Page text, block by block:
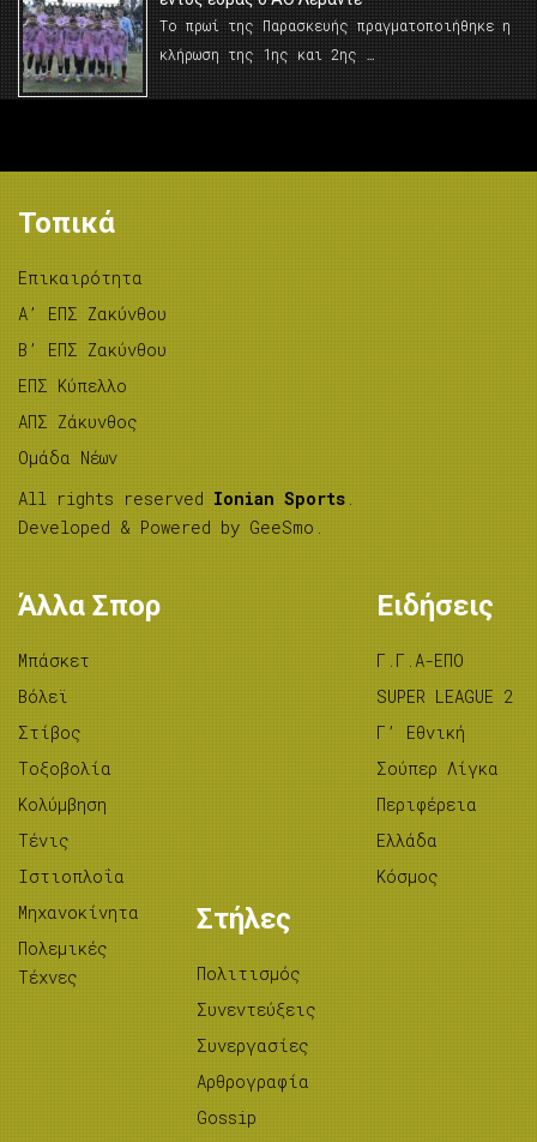
Το πρωί της Παρασκευής πραγματοποιήθηκε η
κλήρωση της 1ης και 2ης …
Τοπικά
Επικαιρότητα
A’ ΕΠΣ Ζακύνθου
B’ ΕΠΣ Ζακύνθου
ΕΠΣ Κύπελλο
ΑΠΣ Ζάκυνθος
Ομάδα Νέων
All rights reserved Ionian Sports .
Developed & Powered by GeeSmo .
Άλλα Σπορ
Μπάσκετ
Βόλεϊ
Στίβος
Tοξοβολία
Κολύμβηση
Τένις
Ιστιοπλοΐα
Μηχανοκίνητα
Πολεμικές
Τέχνες
Ειδήσεις
Γ.Γ.Α-ΕΠΟ
SUPER LEAGUE 2
Γ’ Εθνική
Σούπερ Λίγκα
Περιφέρεια
Ελλάδα
Κόσμος
Στήλες
Πολιτισμός
Συνεντεύξεις
Συνεργασίες
Αρθρογραφία
Gossip